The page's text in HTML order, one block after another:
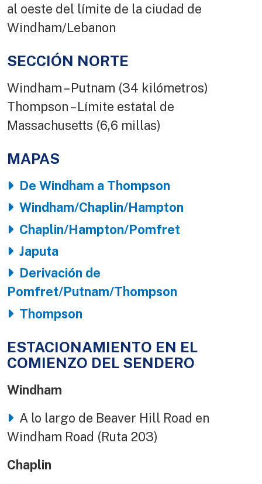
al oeste del límite de la ciudad de
Windham/Lebanon
SECCIÓN NORTE
Windham – Putnam (34 kilómetros)
Thompson – Límite estatal de
Massachusetts (6,6 millas)
MAPAS
De Windham a Thompson
Windham/Chaplin/Hampton
Chaplin/Hampton/Pomfret
Japuta
Derivación de
Pomfret/Putnam/Thompson
Thompson
ESTACIONAMIENTO EN EL
COMIENZO DEL SENDERO
Windham
A lo largo de Beaver Hill Road en
Windham Road (Ruta 203)
Chaplin